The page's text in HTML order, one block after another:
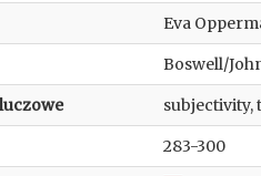
Eva
Boswell/
subjectivity,
283-300